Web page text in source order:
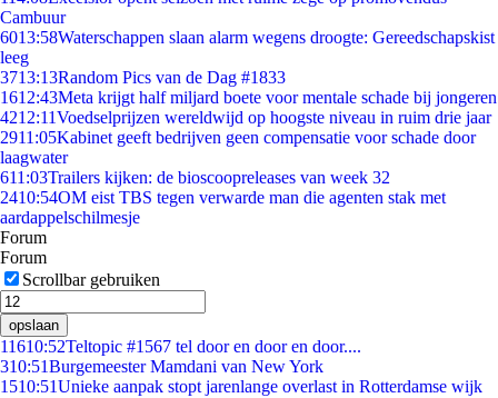
Cambuur
6013:58Waterschappen slaan alarm wegens droogte: Gereedschapskist
leeg
3713:13Random Pics van de Dag #1833
1612:43Meta krijgt half miljard boete voor mentale schade bij jongeren
4212:11Voedselprijzen wereldwijd op hoogste niveau in ruim drie jaar
2911:05Kabinet geeft bedrijven geen compensatie voor schade door
laagwater
611:03Trailers kijken: de bioscoopreleases van week 32
2410:54OM eist TBS tegen verwarde man die agenten stak met
aardappelschilmesje
Forum
Forum
Scrollbar gebruiken
opslaan
11610:52Teltopic #1567 tel door en door en door....
310:51Burgemeester Mamdani van New York
1510:51Unieke aanpak stopt jarenlange overlast in Rotterdamse wijk